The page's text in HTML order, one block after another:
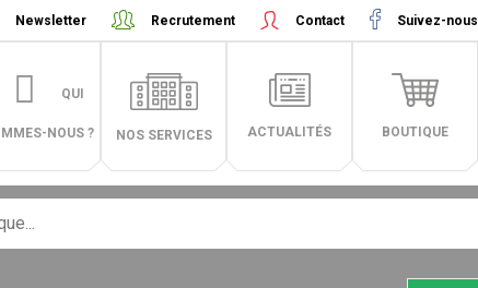
Newsletter Recrutement Contact Suivez-nous
QUI
NOUS ? NOS SERVICES ACTUALITÉS BOUTIQUE